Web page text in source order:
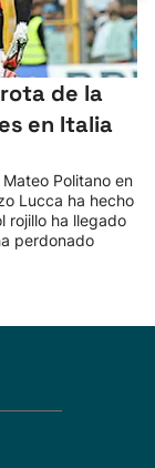
de la
en Italia
Politano en
Lucca ha hecho
rojillo ha llegado
perdonado